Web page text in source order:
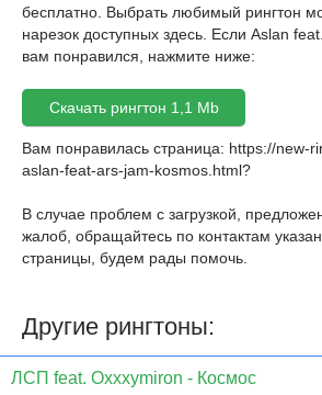
бесплатно. Выбрать любимый рингтон
нарезок доступных здесь. Если Aslan
вам понравился, нажмите ниже:
Скачать рингтон 1,1 Mb
Вам понравилась страница: https://new-
aslan-feat-ars-jam-kosmos.html?
В случае проблем с загрузкой,
жалоб, обращайтесь по контактам
страницы, будем рады помочь.
Другие рингтоны:
ЛСП feat. Oxxxymiron - Космос